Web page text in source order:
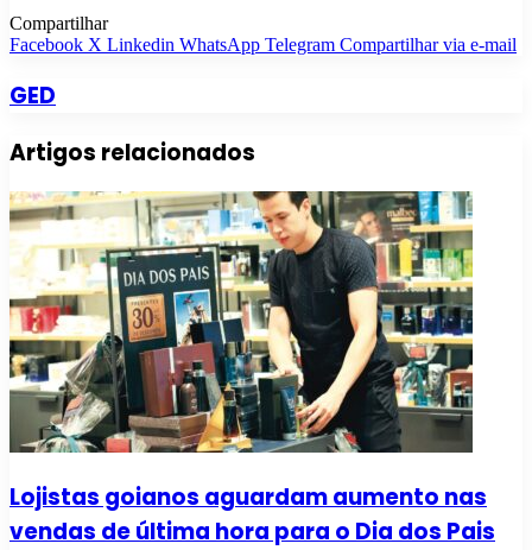
Compartilhar
Facebook X Linkedin WhatsApp Telegram Compartilhar via e-mail
GED
Artigos relacionados
Lojistas goianos aguardam aumento nas
vendas de última hora para o Dia dos Pais